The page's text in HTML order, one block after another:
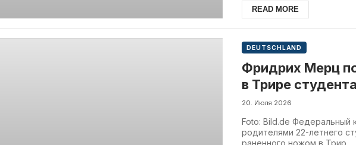
READ MORE
DEUTSCHLAND
Фридрих Мерц
в Трире
20. Июля 2026
Foto: Bild.de Федеральный
родителями 22-летнего